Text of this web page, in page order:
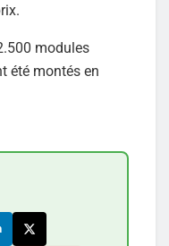
modules
été montés en